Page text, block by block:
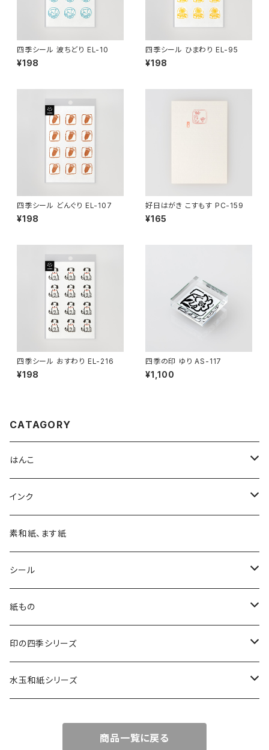
四季シール 波ちどり EL-10
¥198
四季シール ひまわり EL-95
¥198
四季シール どんぐり EL-107
¥198
好日はがき こすもす PC-159
¥165
四季シール おすわり EL-216
¥198
四季の印 ゆり AS-117
¥1,100
CATAGORY
はんこ
四季の印
四季の印・こばこ
木印
文字印
インク
アートニックS
デリカータ
バーサカラー
素和紙、ます紙
シール
四季シール
紙もの
カード・はがき
カード
レターセット・便箋
印の四季シリーズ
四季の印
水玉和紙シリーズ
商品一覧に戻る